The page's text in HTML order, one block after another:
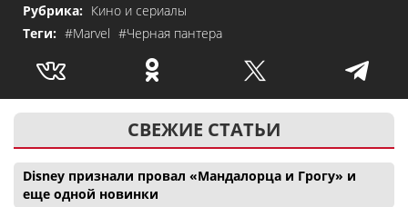
Рубрика: Кино и сериалы
Теги: #Marvel #Черная пантера
СВЕЖИЕ СТАТЬИ
Disney признали провал «Мандалорца и Грогу» и
еще одной новинки